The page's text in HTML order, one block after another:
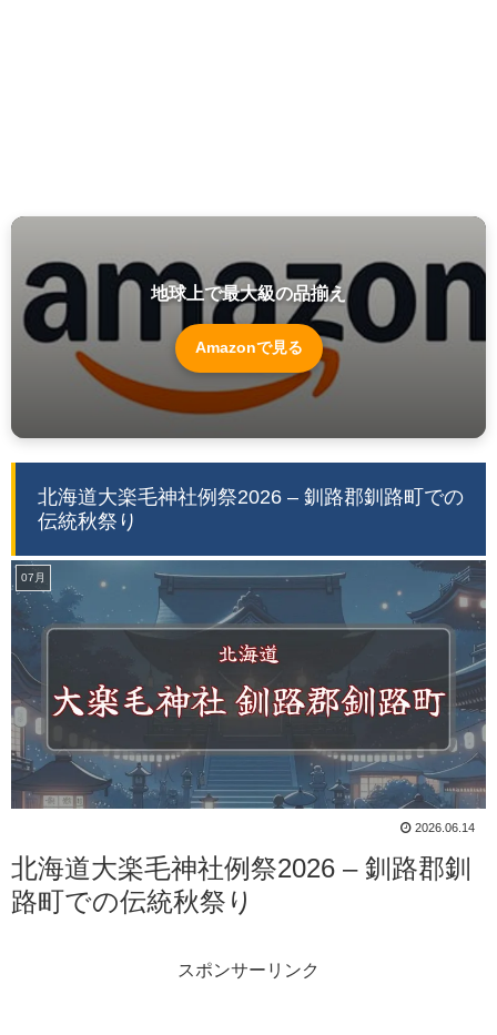
地球上で最大級の品揃え
Amazonで見る
北海道大楽毛神社例祭2026 – 釧路郡釧路町での
伝統秋祭り
07月
2026.06.14
北海道大楽毛神社例祭2026 – 釧路郡釧
路町での伝統秋祭り
スポンサーリンク